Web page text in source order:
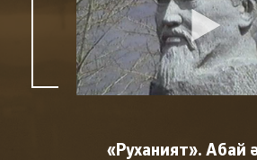
«Руханият». Абай